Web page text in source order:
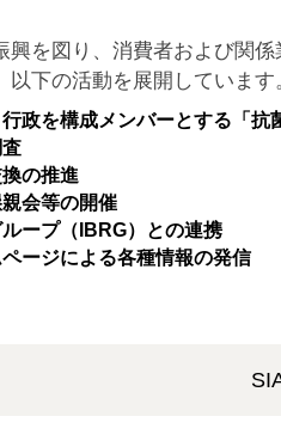
興を図り、消費者および関係
以下の活動を展開しています
政を構成メンバーとする「
の推進
会等の開催
ープ（IBRG）との連携
ージによる各種情報の発信